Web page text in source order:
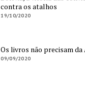
contra os atalhos
19/10/2020
Os livros não precisam da
09/09/2020